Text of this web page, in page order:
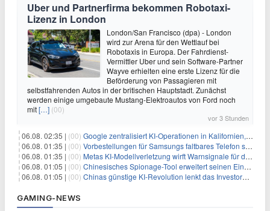
Uber und Partnerfirma bekommen Robotaxi-
Lizenz in London
London/San Francisco (dpa) - London
wird zur Arena für den Wettlauf bei
Robotaxis in Europa. Der Fahrdienst-
Vermittler Uber und sein Software-Partner
Wayve erhielten eine erste Lizenz für die
Beförderung von Passagieren mit
selbstfahrenden Autos in der britischen Hauptstadt. Zunächst
werden einige umgebaute Mustang-Elektroautos von Ford noch
mit[…] (00)
vor 3 Stunden
06.08. 02:35 | (00) Google zentralisiert KI-Operationen in Kalifornien, um Rivale Anthropic und OpenAI zu überholen
06.08. 01:35 | (00) Vorbestellungen für Samsungs faltbares Telefon steigen um 30 % in einem wettbewerbsintensiven Markt
06.08. 01:35 | (00) Metas KI-Modellverletzung wirft Warnsignale für die Technologieaufsicht auf
06.08. 01:05 | (00) Chinesisches Spionage-Tool erweitert seinen Einfluss auf 13 Länder und weckt Sicherheitsbedenken
06.08. 01:05 | (00) Chinas günstige KI-Revolution lenkt das Investoreninteresse auf Internet-Riesen
GAMING-NEWS